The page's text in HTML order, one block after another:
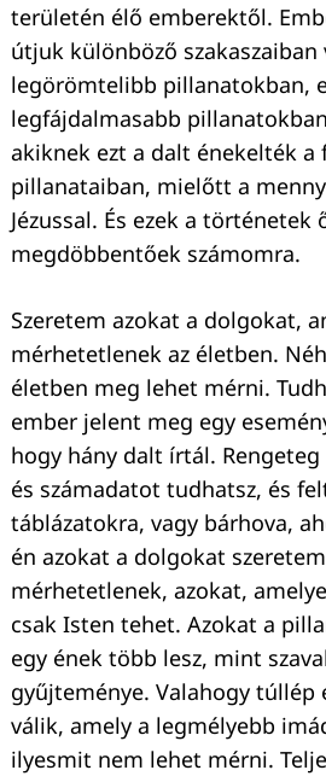
területén élő emberektől.
útjuk különböző szakaszaiban
legörömtelibb pillanatokban,
legfájdalmasabb
akiknek ezt a dalt énekelték
pillanataiban, mielőtt a
Jézussal. És ezek a történetek
megdöbbentőek számomra.
Szeretem azokat a dolgokat,
mérhetetlenek az életben.
életben meg lehet mérni.
ember jelent meg egy
hogy hány dalt írtál.
és számadatot tudhatsz, és
táblázatokra, vagy bárhova,
én azokat a dolgokat
mérhetetlenek, azokat,
csak Isten tehet. Azokat a
egy ének több lesz, mint
gyűjteménye. Valahogy túllép
válik, amely a legmélyebb
ilyesmit nem lehet mérni.